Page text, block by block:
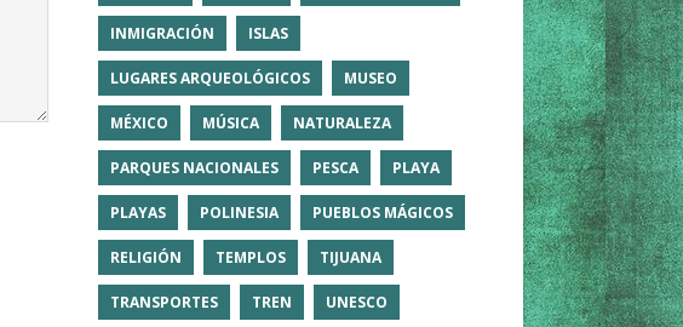
INMIGRACIÓN ISLAS
LUGARES ARQUEOLÓGICOS MUSEO
MÉXICO MÚSICA NATURALEZA
PARQUES NACIONALES PESCA PLAYA
PLAYAS POLINESIA PUEBLOS MÁGICOS
RELIGIÓN TEMPLOS TIJUANA
TRANSPORTES TREN UNESCO